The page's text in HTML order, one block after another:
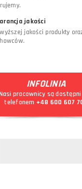
jakości
jakości produkty
INFOLINIA
pracownicy są dostępni
telefonem +48 600 607